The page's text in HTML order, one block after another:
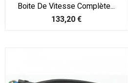
Boite De Vitesse Complète...
Prix
133,20 €